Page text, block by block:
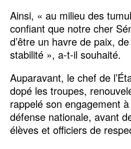
Ainsi, « au milieu des
confiant que notre cher
d’être un havre de paix,
stabilité », a-t-il souhaité.
Auparavant, le chef de
dopé les troupes,
rappelé son engagement
défense nationale, avant
élèves et officiers de